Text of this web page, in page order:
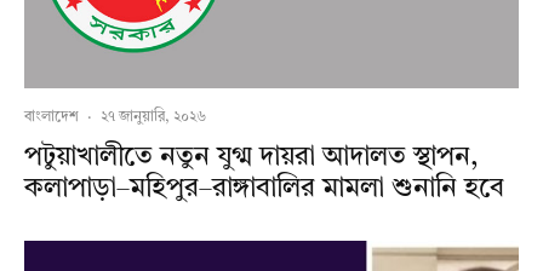
বাংলাদেশ · ২৭ জানুয়ারি, ২০২৬
পটুয়াখালীতে নতুন যুগ্ম দায়রা আদালত স্থাপন,
কলাপাড়া–মহিপুর–রাঙ্গাবালির মামলা শুনানি হবে